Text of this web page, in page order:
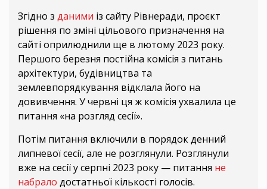
Згідно з даними із сайту Рівнеради, проєкт
рішення по зміні цільового призначення на
сайті оприлюднили ще в лютому 2023 року.
Першого березня постійна комісія з питань
архітектури, будівництва та
землевпорядкування відклала його на
довивчення. У червні ця ж комісія ухвалила це
питання «на розгляд сесії».
Потім питання включили в порядок денний
липневої сесії, але не розглянули. Розглянули
вже на сесії у серпні 2023 року — питання не
набрало достатньої кількості голосів.